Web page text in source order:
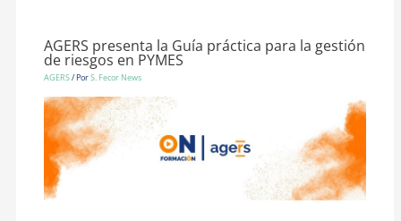
AGERS presenta la Guía práctica para la gestión
de riesgos en PYMES
AGERS/ PorS. Fecor News